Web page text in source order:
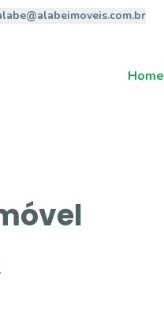
Home